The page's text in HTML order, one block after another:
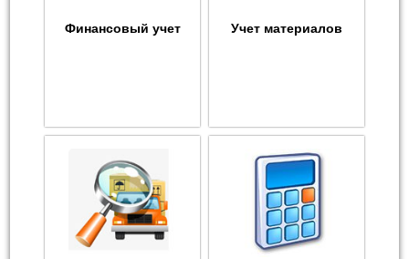
Финансовый учет Учет материалов